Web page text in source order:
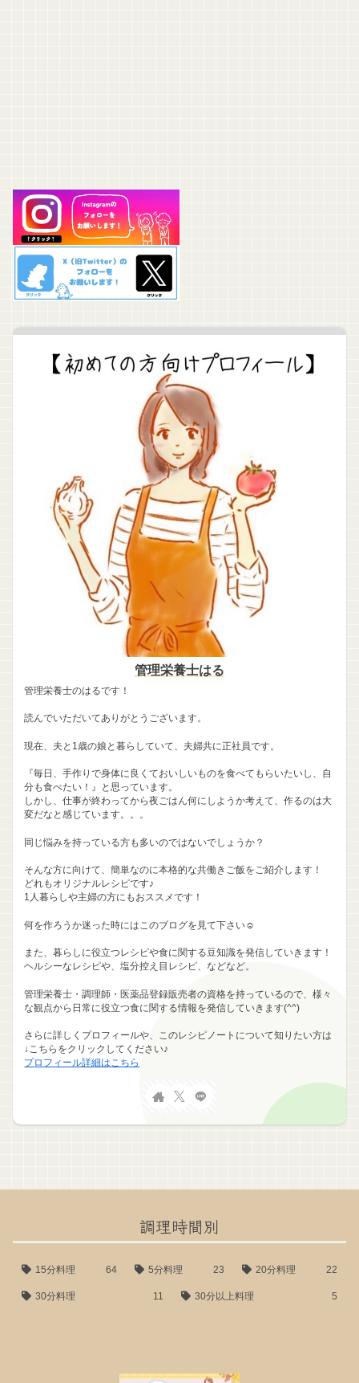
管理栄養士はる
管理栄養士のはるです！
読んでいただいてありがとうございます。
現在、夫と1歳の娘と暮らしていて、夫婦共に正社員です。
『毎日、手作りで身体に良くておいしいものを食べてもらいたいし、自
分も食べたい！』と思っています。
しかし、仕事が終わってから夜ごはん何にしようか考えて、作るのは大
変だなと感じています。。。
同じ悩みを持っている方も多いのではないでしょうか？
そんな方に向けて、簡単なのに本格的な共働きご飯をご紹介します！
どれもオリジナルレシピです♪
1人暮らしや主婦の方にもおススメです！
何を作ろうか迷った時にはこのブログを見て下さい☺
また、暮らしに役立つレシピや食に関する豆知識を発信していきます！
ヘルシーなレシピや、塩分控え目レシピ、などなど。
管理栄養士・調理師・医薬品登録販売者の資格を持っているので、様々
な観点から日常に役立つ食に関する情報を発信していきます(^^)
さらに詳しくプロフィールや、このレシピノートについて知りたい方は
↓こちらをクリックしてください♪
プロフィール詳細はこちら
調理時間別
15分料理 64 5分料理 23 20分料理 22
30分料理 11 30分以上料理 5